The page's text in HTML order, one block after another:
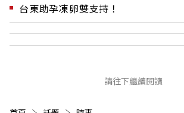
台東助孕凍卵雙支持！
請往下繼續閱讀